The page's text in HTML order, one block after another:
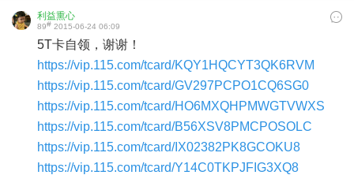
利益熏心
89# 2015-06-24 06:09
5T卡自领，谢谢！
https://vip.115.com/tcard/KQY1HQCYT3QK6RVM
https://vip.115.com/tcard/GV297PCPO1CQ6SG0
https://vip.115.com/tcard/HO6MXQHPMWGTVWXS
https://vip.115.com/tcard/B56XSV8PMCPOSOLC
https://vip.115.com/tcard/IX02382PK8GCOKU8
https://vip.115.com/tcard/Y14C0TKPJFIG3XQ8